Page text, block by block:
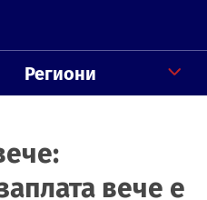
Региони
вече е